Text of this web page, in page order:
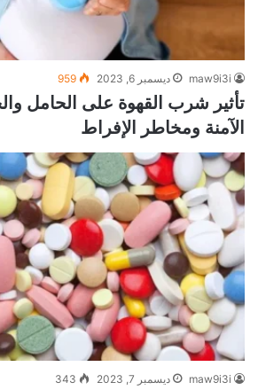
maw9i3i ديسمبر 6, 2023 959
تأثير شرب القهوة على الحامل
الآمنة ومخاطر الإفراط
maw9i3i ديسمبر 7, 2023 343